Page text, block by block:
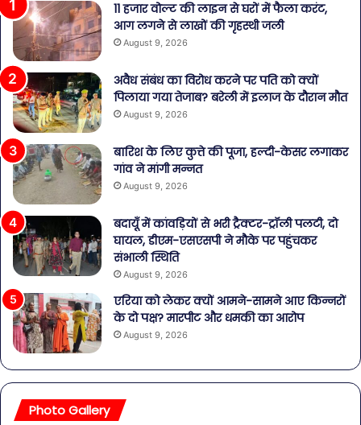
11 हजार वोल्ट की लाइन से घरों में फैला करंट,
आग लगने से लाखों की गृहस्थी जली
August 9, 2026
अवैध संबंध का विरोध करने पर पति को क्यों
पिलाया गया तेजाब? बरेली में इलाज के दौरान मौत
August 9, 2026
बारिश के लिए कुत्ते की पूजा, हल्दी-केसर लगाकर
गांव ने मांगी मन्नत
August 9, 2026
बदायूँ में कांवड़ियों से भरी ट्रैक्टर-ट्रॉली पलटी, दो
घायल, डीएम-एसएसपी ने मौके पर पहुंचकर
संभाली स्थिति
August 9, 2026
एरिया को लेकर क्यों आमने-सामने आए किन्नरों
के दो पक्ष? मारपीट और धमकी का आरोप
August 9, 2026
Photo Gallery